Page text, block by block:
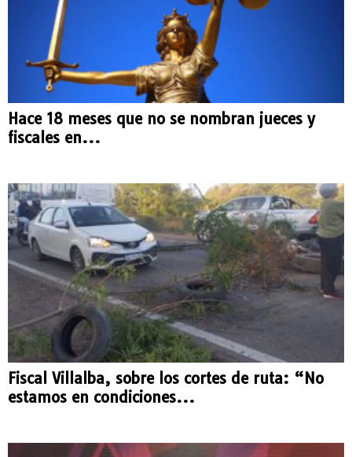
Hace 18 meses que no se nombran jueces y
fiscales en...
Fiscal Villalba, sobre los cortes de ruta: “No
estamos en condiciones...